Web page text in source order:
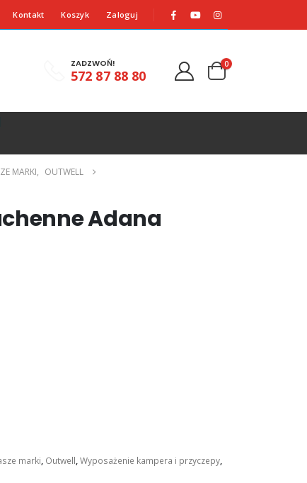
Kontakt Koszyk Zaloguj
ZADZWOŃ!
572 87 88 80
0
MARKI, OUTWELL
Adana
marki, Outwell,Wyposażenie kampera i przyczepy,